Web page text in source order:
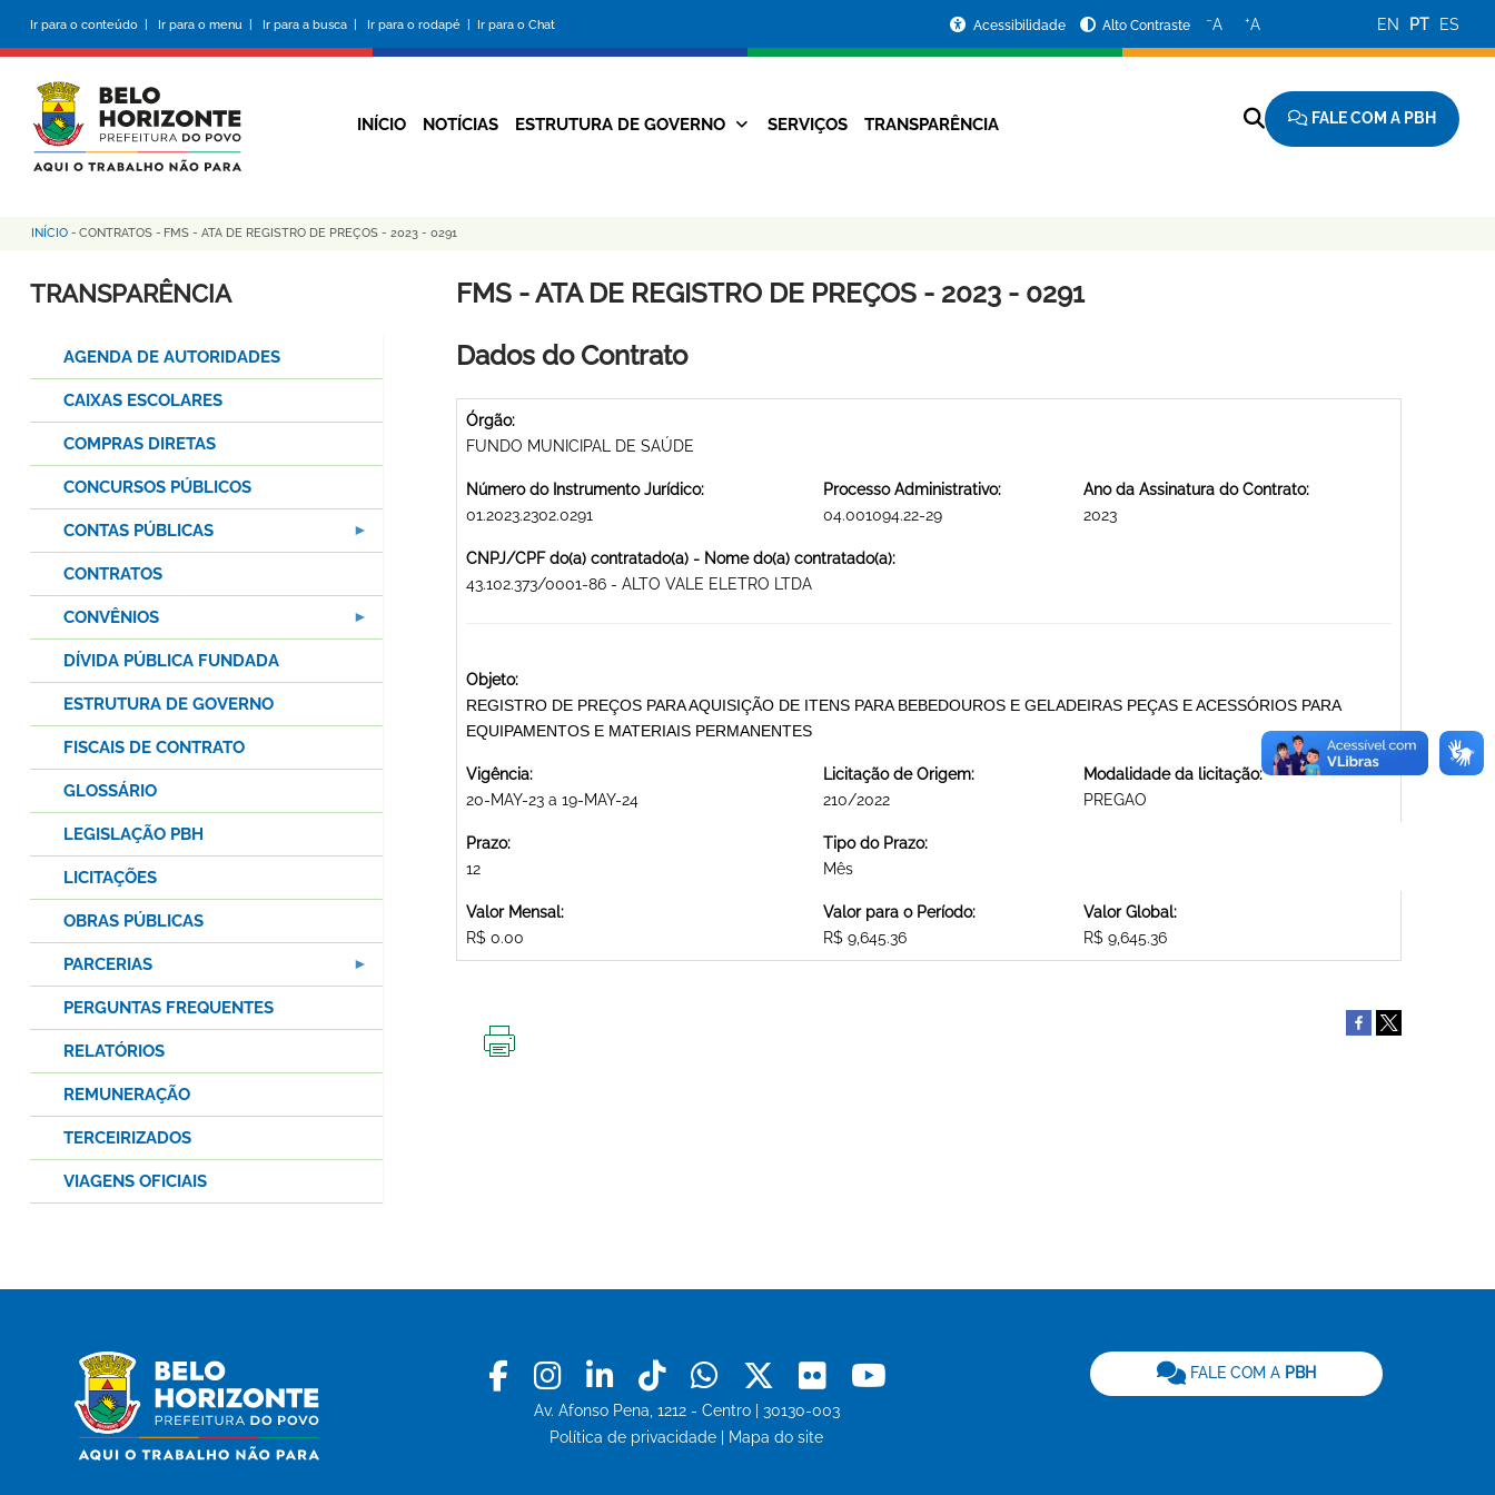
conteúdo
principal
Ir para o conteúdo | Ir para o menu | Ir para a busca | Ir para o rodapé | Ir para o Chat
da
Prefeitura
Acessibilidade Alto Contraste −A +A EN PT ES
Navegação
INÍCIO NOTÍCIAS ESTRUTURA DE GOVERNO SERVIÇOS TRANSPARÊNCIA FALE COM A PBH
Trilha
de
INÍCIO - CONTRATOS - FMS - ATA DE REGISTRO DE PREÇOS - 2023 - 0291
FMS - ATA DE REGISTRO DE PREÇOS - 2023 - 0291
Dados do Contrato
Órgão:
FUNDO MUNICIPAL DE SAÚDE
Número do Instrumento Jurídico:
01.2023.2302.0291
Processo Administrativo:
04.001094.22-29
Ano da Assinatura do Contrato:
2023
CNPJ/CPF do(a) contratado(a) - Nome do(a) contratado(a):
43.102.373/0001-86 - ALTO VALE ELETRO LTDA
Objeto:
REGISTRO DE PREÇOS PARA AQUISIÇÃO DE ITENS PARA BEBEDOUROS E GELADEIRAS PEÇAS E ACESSÓRIOS PARA
EQUIPAMENTOS E MATERIAIS PERMANENTES
Vigência:
20-MAY-23 a 19-MAY-24
Licitação de Origem:
210/2022
Modalidade da licitação:
PREGAO
Prazo:
12
Tipo do Prazo:
Mês
Valor Mensal:
R$ 0.00
Valor para o Período:
R$ 9,645.36
Valor Global:
R$ 9,645.36
TRANSPARÊNCIA
AGENDA DE AUTORIDADES
CAIXAS ESCOLARES
COMPRAS DIRETAS
CONCURSOS PÚBLICOS
CONTAS PÚBLICAS
CONTRATOS
CONVÊNIOS
DÍVIDA PÚBLICA FUNDADA
ESTRUTURA DE GOVERNO
FISCAIS DE CONTRATO
GLOSSÁRIO
LEGISLAÇÃO PBH
LICITAÇÕES
OBRAS PÚBLICAS
PARCERIAS
PERGUNTAS FREQUENTES
RELATÓRIOS
REMUNERAÇÃO
TERCEIRIZADOS
VIAGENS OFICIAIS
Facebook
Instagram
LinkedinTiktokWhatsapp
X Flickr
Av. Afonso Pena, 1212 - Centro | 30130-003
Política de privacidade
Mapa do site
FALE COM A PBH